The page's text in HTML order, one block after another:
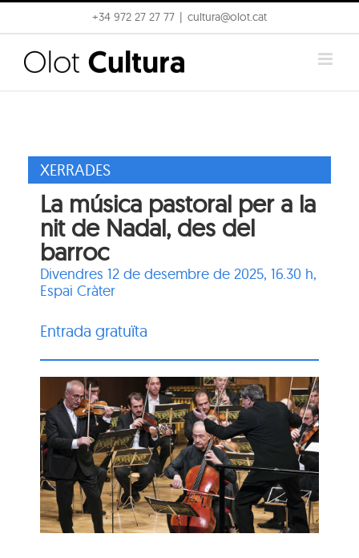
to
content
+34 972 27 27 77 cultura@olot.cat
XERRADES
La música pastoral per a la
nit de Nadal, des del
barroc
Divendres 12 de desembre de 2025, 16.30 h,
Espai Cràter
Entrada gratuïta